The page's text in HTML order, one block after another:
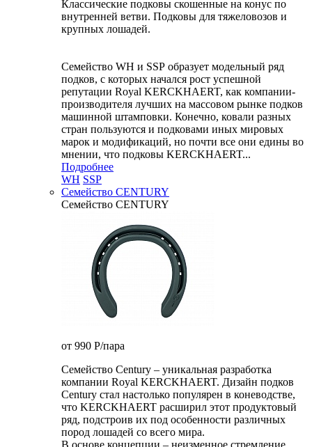
Классические подковы скошенные на конус по
внутренней ветви. Подковы для тяжеловозов и
крупных лошадей.
Семейство WH и SSP образует модельный ряд
подков, с которых начался рост успешной
репутации Royal KERCKHAERT, как компании-
производителя лучших на массовом рынке подков
машинной штамповки. Конечно, ковали разных
стран пользуются и подковами иных мировых
марок и модификаций, но почти все они едины во
мнении, что подковы KERCKHAERT...
Подробнее
WH SSP
Семейство CENTURY
Семейство CENTURY
от 990 P/пара
Семейство Century – уникальная разработка
компании Royal KERCKHAERT. Дизайн подков
Century стал настолько популярен в коневодстве,
что KERCKHAERT расширил этот продуктовый
ряд, подстроив их под особенности различных
пород лошадей со всего мира.
В основе концепции – неизменное стремление